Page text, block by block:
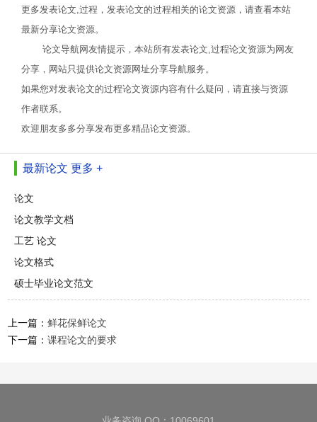
更多发表论文,过程，发表论文的过程相关的论文资源，请查看本站
最新分享论文资源。
论文导航网友情提示，本站所有发表论文,过程论文资源为网友
分享，网站只提供论文资源网址分享导航服务。
如果您对发表论文的过程论文资源内容有什么疑问，请直接与资源
作者联系。
欢迎朋友多多分享发布更多精品论文资源。
最新论文 更多 +
论文
论文教学文档
工艺 论文
论文格式
硕士毕业论文范文
上一篇：鲜花保鲜论文
下一篇：课程论文的要求